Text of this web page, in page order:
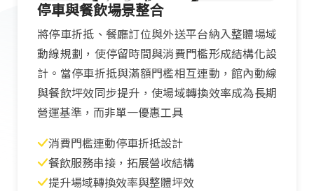
停車與餐飲場景整合
將停車折抵、餐廳訂位與外送平台納入整體場域
動線規劃，使停留時間與消費門檻形成結構化設
計。當停車折抵與滿額門檻相互連動，館內動線
與餐飲坪效同步提升，使場域轉換效率成為長期
營運基準，而非單一優惠工具
消費門檻連動停車折抵設計
餐飲服務串接，拓展營收結構
提升場域轉換效率與整體坪效